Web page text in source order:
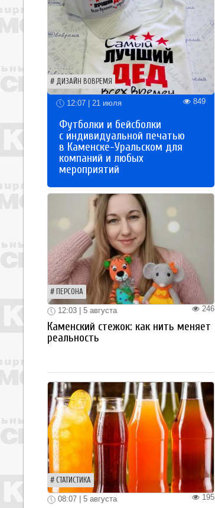
ДИЗАЙН ВОВРЕМЯ
12:07 | 21 июля 849
Футболки и бейсболки
с индивидуальной печатью
в Каменске-Уральском для
компаний и любых
мероприятий
ПЕРСОНА
246
12:03 | 5 августа
Каменский стежок: как нить меняет
реальность
СТАТИСТИКА
195
08:07 | 5 августа